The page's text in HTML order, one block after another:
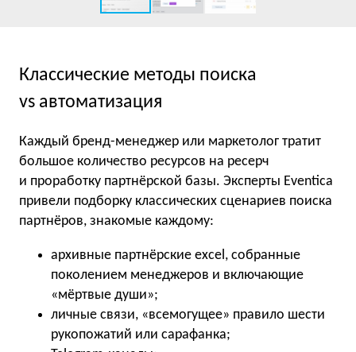
Классические методы поиска
vs автоматизация
Каждый бренд-менеджер или маркетолог тратит
большое количество ресурсов на ресерч
и проработку партнёрской базы. Эксперты Eventica
привели подборку классических сценариев поиска
партнёров, знакомые каждому:
архивные партнёрские excel, собранные
поколением менеджеров и включающие
«мёртвые души»;
личные связи, «всемогущее» правило шести
рукопожатий или сарафанка;